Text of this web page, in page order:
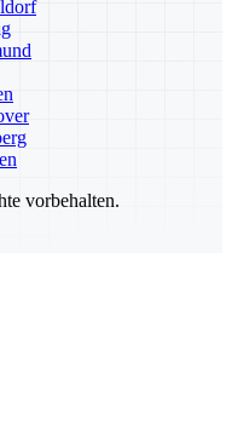
vorbehalten.